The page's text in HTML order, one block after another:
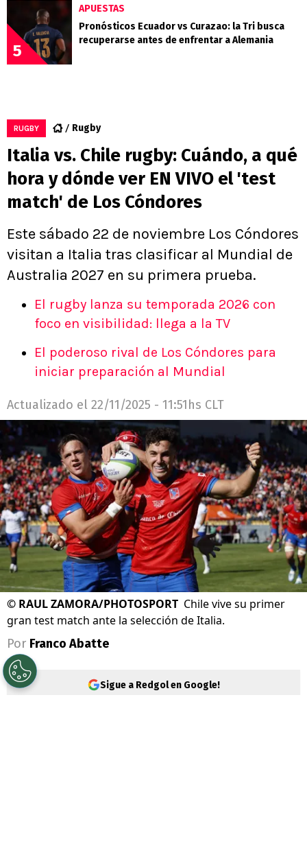
5
APUESTAS
Pronósticos Ecuador vs Curazao: la Tri busca
recuperarse antes de enfrentar a Alemania
RUGBY Rugby
Italia vs. Chile rugby: Cuándo, a qué
hora y dónde ver EN VIVO el 'test
match' de Los Cóndores
Este sábado 22 de noviembre Los Cóndores
visitan a Italia tras clasificar al Mundial de
Australia 2027 en su primera prueba.
El rugby lanza su temporada 2026 con
foco en visibilidad: llega a la TV
El poderoso rival de Los Cóndores para
iniciar preparación al Mundial
Actualizado el 22/11/2025 - 11:51hs CLT
© RAUL ZAMORA/PHOTOSPORT Chile vive su primer
gran test match ante la selección de Italia.
Por Franco Abatte
Sigue a Redgol en Google!